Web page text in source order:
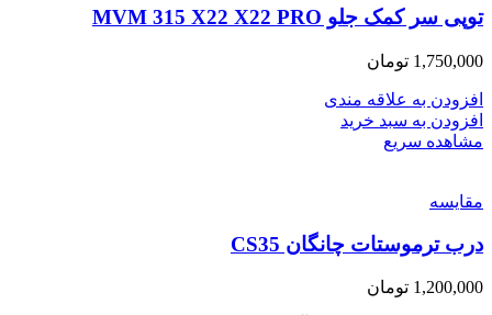
توپی سر کمک جلو MVM 315 X22 X22 PRO
1,750,000 تومان
افزودن به علاقه مندی
افزودن به سبد خرید
مشاهده سریع
مقایسه
درب ترموستات چانگان CS35
1,200,000 تومان